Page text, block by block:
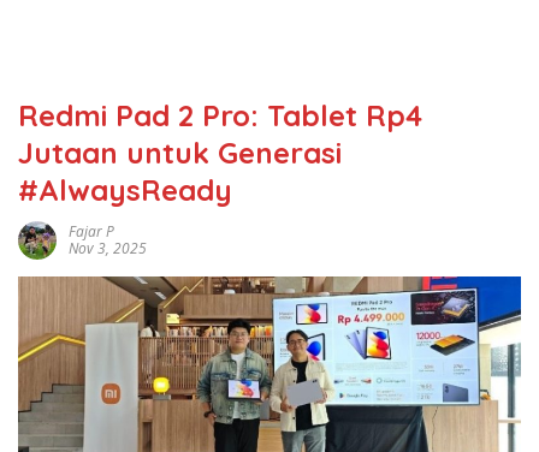
Redmi Pad 2 Pro: Tablet Rp4
Jutaan untuk Generasi
#AlwaysReady
Fajar P
Nov 3, 2025